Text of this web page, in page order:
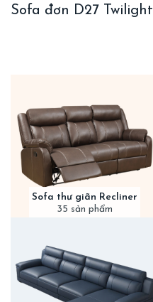
Sofa đơn D27 Twilight
Sofa thư giãn Recliner
35 sản phẩm